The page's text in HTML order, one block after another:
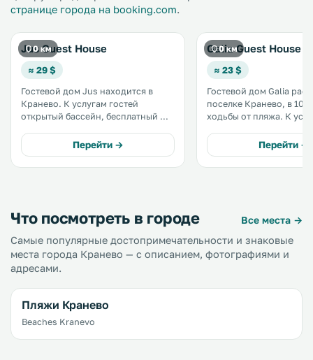
странице города на booking.com.
0 км
Jus Guest House
≈ 29 $
Гостевой дом Jus находится в
Кранево. К услугам гостей
открытый бассейн, бесплатный Wi-
Номера располагают шкафом для
одежды, гладильными
принадлежностями и
Перейти →
0 км
Galia Guest House
≈ 23 $
Гостевой дом Galia
поселке Кранево, в 10
ходьбы от пляжа. К услугам гостей
балконами и ресторан
в саду. Предлагается бесплатный
Wi-Fi. .
Перейти →
Что посмотреть в городе
Все места →
Самые популярные достопримечательности и знаковые
места города Кранево — с описанием, фотографиями и
адресами.
Пляжи Кранево
Вeaches Kranevo